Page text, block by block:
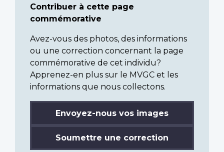
Contribuer à cette page
commémorative
Avez-vous des photos, des informations
ou une correction concernant la page
commémorative de cet individu?
Apprenez-en plus sur le MVGC et les
informations que nous collectons.
Envoyez-nous vos images
Soumettre une correction